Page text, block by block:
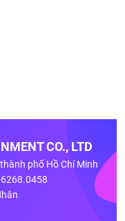
CO., LTD
phố Hồ Chí Minh